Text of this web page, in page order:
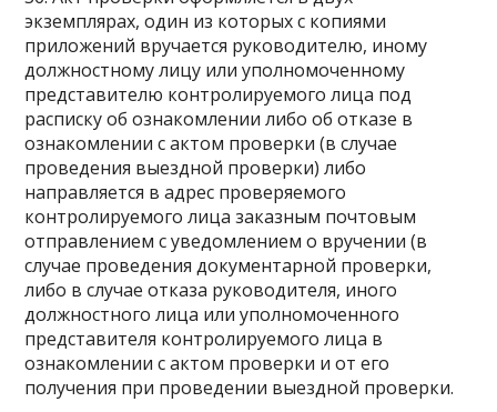
экземплярах, один из которых с копиями
приложений вручается руководителю, иному
должностному лицу или уполномоченному
представителю контролируемого лица под
расписку об ознакомлении либо об отказе в
ознакомлении с актом проверки (в случае
проведения выездной проверки) либо
направляется в адрес проверяемого
контролируемого лица заказным почтовым
отправлением с уведомлением о вручении (в
случае проведения документарной проверки,
либо в случае отказа руководителя, иного
должностного лица или уполномоченного
представителя контролируемого лица в
ознакомлении с актом проверки и от его
получения при проведении выездной проверки.